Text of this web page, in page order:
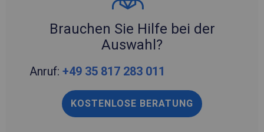
Brauchen Sie Hilfe bei der
Auswahl?
Anruf: +49 35 817 283 011
KOSTENLOSE BERATUNG